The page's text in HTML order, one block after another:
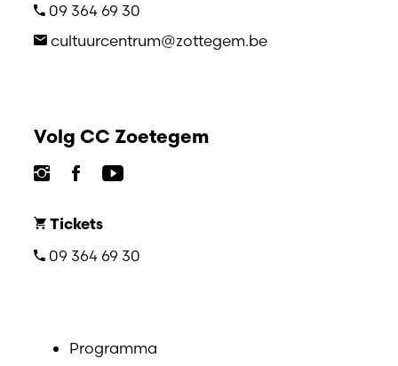
09 364 69 30
cultuurcentrum@zottegem.be
Volg CC Zoetegem
Tickets
09 364 69 30
Programma